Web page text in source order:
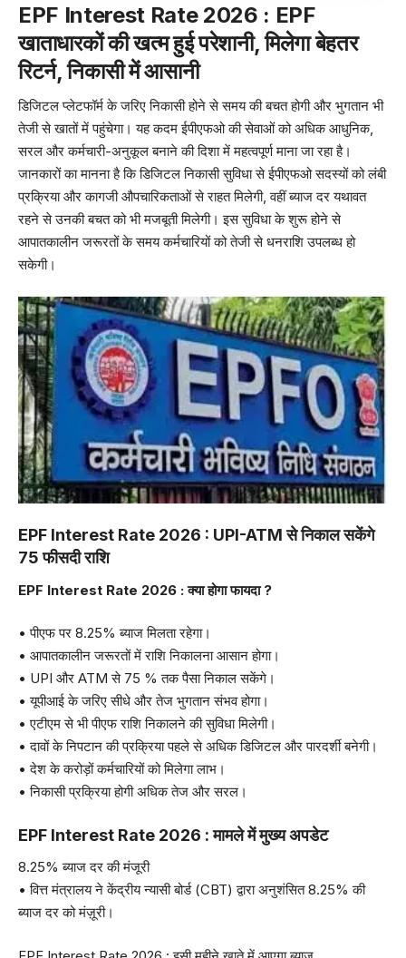
EPF Interest Rate 2026 : EPF
खाताधारकों की खत्म हुई परेशानी, मिलेगा बेहतर
रिटर्न, निकासी में आसानी
डिजिटल प्लेटफॉर्म के जरिए निकासी होने से समय की बचत होगी और भुगतान भी
तेजी से खातों में पहुंचेगा। यह कदम ईपीएफओ की सेवाओं को अधिक आधुनिक,
सरल और कर्मचारी-अनुकूल बनाने की दिशा में महत्वपूर्ण माना जा रहा है।
जानकारों का मानना है कि डिजिटल निकासी सुविधा से ईपीएफओ सदस्यों को लंबी
प्रक्रिया और कागजी औपचारिकताओं से राहत मिलेगी, वहीं ब्याज दर यथावत
रहने से उनकी बचत को भी मजबूती मिलेगी। इस सुविधा के शुरू होने से
आपातकालीन जरूरतों के समय कर्मचारियों को तेजी से धनराशि उपलब्ध हो
सकेगी।
EPF Interest Rate 2026 : UPI-ATM से निकाल सकेंगे
75 फीसदी राशि
EPF Interest Rate 2026 : क्या होगा फायदा ?
• पीएफ पर 8.25% ब्याज मिलता रहेगा।
• आपातकालीन जरूरतों में राशि निकालना आसान होगा।
• UPI और ATM से 75 % तक पैसा निकाल सकेंगे।
• यूपीआई के जरिए सीधे और तेज भुगतान संभव होगा।
• एटीएम से भी पीएफ राशि निकालने की सुविधा मिलेगी।
• दावों के निपटान की प्रक्रिया पहले से अधिक डिजिटल और पारदर्शी बनेगी।
• देश के करोड़ों कर्मचारियों को मिलेगा लाभ।
• निकासी प्रक्रिया होगी अधिक तेज और सरल।
EPF Interest Rate 2026 : मामले में मुख्य अपडेट
8.25% ब्याज दर की मंजूरी
• वित्त मंत्रालय ने केंद्रीय न्यासी बोर्ड (CBT) द्वारा अनुशंसित 8.25% की
ब्याज दर को मंज़ूरी।